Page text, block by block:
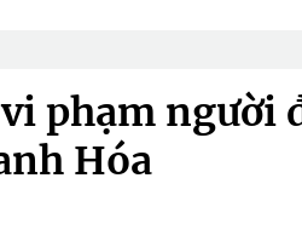
phạm người
Hóa